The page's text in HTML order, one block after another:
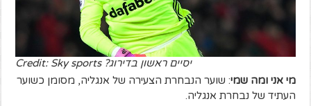
יסיים ראשון בדירוג? Credit: Sky sports
מי אני ומה שמי: שוער הנבחרת הצעירה של אנגליה, מסומן כשוער
העתיד של נבחרת אנגליה.